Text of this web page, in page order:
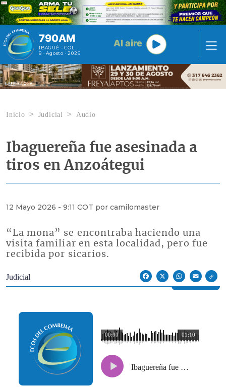
Pasar al contenido principal
790AM
IBAGUÉ - COL
8 · Agosto · 2026
Al aire
Inicio Judicial Audio
Ibaguereña fue asesinada a
tiros en Anzoátegui
12 Mayo 2026 - 9:11 COT por camilomaster
“La mona” se encontraba haciendo una
visita familiar en esta localidad, pero fue
recibida por sicarios.
Econoticias y Eventos
Judicial
FacebookX WhatsAppEmail
01:10
00:00
Ibaguereña fue asesinada a tiros en Anzoátegui